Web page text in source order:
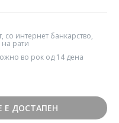
со интернет банкарство,
рати
во рок од 14 дена
Е ДОСТАПЕН